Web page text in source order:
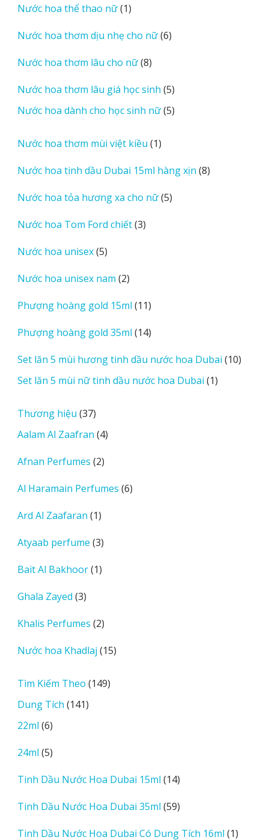
Nước hoa thể thao nữ 11
phẩm
Nước hoa thơm dịu nhẹ cho nữ 66
Nước hoa thơm lâu cho nữ 88
phẩm
Nước hoa thơm lâu giá học sinh 55
sản
phẩm
Nước hoa dành cho học sinh nữ 55
Nước hoa thơm mùi việt kiều 11
phẩm
Nước hoa tinh dầu Dubai 15ml hàng xịn 88
Nước hoa tỏa hương xa cho nữ 55
Nước hoa Tom Ford chiết 33
Nước hoa unisex 55
phẩm
Nước hoa unisex nam 22
phẩm
Phượng hoàng gold 15ml 1111
phẩm
Phượng hoàng gold 35ml 1414
phẩm
Set lăn 5 mùi hương tinh dầu nước hoa Dubai 1010
Set lăn 5 mùi nữ tinh dầu nước hoa Dubai 11
Thương hiệu 3737
sản
phẩm
Aalam Al Zaafran 44
Afnan Perfumes 22
phẩm
Al Haramain Perfumes 66
Ard Al Zaafaran 11
phẩm
Atyaab perfume 33
phẩm
Bait Al Bakhoor 11
Ghala Zayed 33
phẩm
Khalis Perfumes 22
phẩm
Nước hoa Khadlaj 1515
Tìm Kiếm Theo 149149
Dung Tích 141141
22ml 66
phẩm
24ml 55
phẩm
Tinh Dầu Nước Hoa Dubai 15ml 1414
phẩm
Tinh Dầu Nước Hoa Dubai 35ml 5959
phẩm
Tinh Dầu Nước Hoa Dubai Có Dung Tích 16ml 11